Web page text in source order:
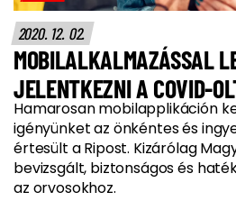
2020. 12. 02.
MOBILALKALMAZÁSSAL
JELENTKEZNI A COVID-
Hamarosan mobilapplikáción
igényünket az önkéntes és
értesült a Ripost. Kizárólag
bevizsgált, biztonságos és
az orvosokhoz.